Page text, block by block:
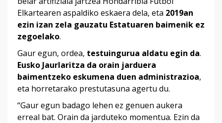
Elkartearen aspaldiko eskaera dela, eta 2019an
ezin izan zela gauzatu Estatuaren baimenik ez
zegoelako.
Gaur egun, ordea, testuingurua aldatu egin da.
Eusko Jaurlaritza da orain jarduera
baimentzeko eskumena duen administrazioa,
eta horretarako prestutasuna agertu du.
“Gaur egun badago lehen ez genuen aukera
erreal bat. Orain da jarduteko momentua. Ezin da